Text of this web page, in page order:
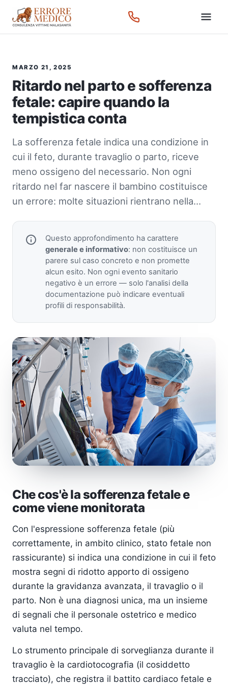
MARZO 21, 2025
Ritardo nel parto e sofferenza
fetale: capire quando la
tempistica conta
La sofferenza fetale indica una condizione in
cui il feto, durante travaglio o parto, riceve
meno ossigeno del necessario. Non ogni
ritardo nel far nascere il bambino costituisce
un errore: molte situazioni rientrano nella…
Questo approfondimento ha carattere
generale e informativo: non costituisce un
parere sul caso concreto e non promette
alcun esito. Non ogni evento sanitario
negativo è un errore — solo l'analisi della
documentazione può indicare eventuali
profili di responsabilità.
Che cos'è la sofferenza fetale e
come viene monitorata
Con l'espressione sofferenza fetale (più
correttamente, in ambito clinico, stato fetale non
rassicurante) si indica una condizione in cui il feto
mostra segni di ridotto apporto di ossigeno
durante la gravidanza avanzata, il travaglio o il
parto. Non è una diagnosi unica, ma un insieme
di segnali che il personale ostetrico e medico
valuta nel tempo.
Lo strumento principale di sorveglianza durante il
travaglio è la cardiotocografia (il cosiddetto
tracciato), che registra il battito cardiaco fetale e